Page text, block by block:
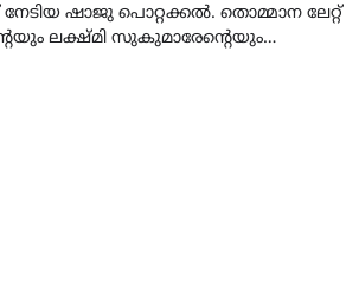
നേടിയ ഷാജു പൊറ്റക്കൽ. തൊമ്മാന ലേറ്റ്
ലക്ഷ്മി സുകുമാരേന്റെയും…